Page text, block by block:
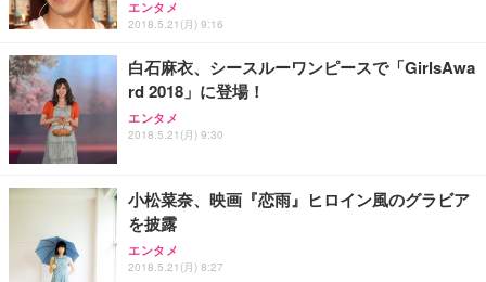
エンタメ
2018.5.21(月) 9:16
白石麻衣、シースルーワンピースで「GirlsAwa
rd 2018」に登場！
エンタメ
2018.5.21(月) 9:30
小松菜奈、映画『恋雨』ヒロイン風のグラビア
を披露
エンタメ
2018.5.21(月) 8:27